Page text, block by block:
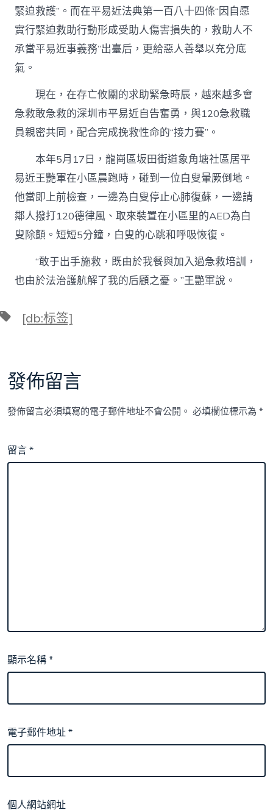
緊迫救護”。而在平易近法典第一百八十四條“因自愿
實行緊迫救助行動形成受助人傷害損失的，救助人不
承當平易近事義務”出臺后，更給惡人善舉以充分底
氣。
現在，在存亡攸關的求助緊急時辰，越來越多會
急救敢急救的深圳市平易近自告奮勇，與120急救職
員親密共同，配合完成挽救性命的“接力賽”。
本年5月17日，龍崗區坂田街道象角塘社區居平
易近王艷軍在小區晨跑時，碰到一位白叟暈厥倒地。
他當即上前檢查，一邊為白叟停止心肺復蘇，一邊請
鄰人撥打120德律風、取來裝置在小區里的AED為白
叟除顫。短短5分鐘，白叟的心跳和呼吸恢復。
“敢于出手施救，既由於我餐與加入過急救培訓，
也由於法治護航解了我的后顧之憂。”王艷軍說。
標 [db:标签]
發佈留言
發佈留言必須填寫的電子郵件地址不會公開。 必填欄位標示為*
留言*
顯示名稱*
電子郵件地址*
個人網站網址